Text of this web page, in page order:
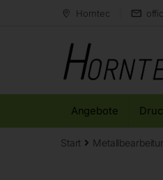
Horntec
Angebote
Start